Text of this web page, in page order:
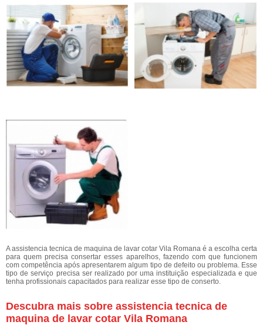
A assistencia tecnica de maquina de lavar cotar Vila Romana é a escolha certa
para quem precisa consertar esses aparelhos, fazendo com que funcionem
com competência após apresentarem algum tipo de defeito ou problema. Esse
tipo de serviço precisa ser realizado por uma instituição especializada e que
tenha profissionais capacitados para realizar esse tipo de conserto.
Descubra mais sobre assistencia tecnica de
maquina de lavar cotar Vila Romana